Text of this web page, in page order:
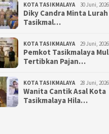
KOTA TASIKMALAYA 30 Juni, 2026
Diky Candra Minta
Tasikmal…
KOTA TASIKMALAYA 29 Juni, 2026
Pemkot Tasikmalaya
Tertibkan Pajan…
KOTA TASIKMALAYA 28 Juni, 2026
Wanita Cantik Asal Kota
Tasikmalaya Hila…